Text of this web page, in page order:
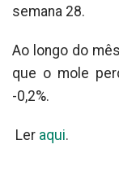
semana 28.
Ao longo do
que o mole
-0,2%.
Ler aqui.